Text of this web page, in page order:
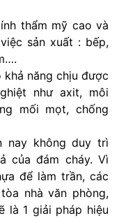
thẩm mỹ cao và
sản xuất : bếp,
năng chịu được
như axit, môi
mối mọt, chống
nay không duy trì
của đám cháy. Vì
để làm trần, các
nhà văn phòng,
là 1 giải pháp hiệu